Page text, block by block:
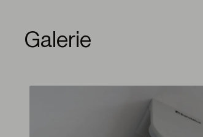
Galerie